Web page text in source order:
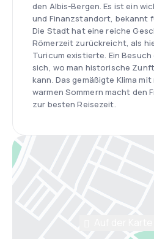
den Albis-Bergen. Es ist ein
und Finanzstandort, bekannt
Die Stadt hat eine reiche
Römerzeit zurückreicht, als
Turicum existierte. Ein
sich, wo man historische
kann. Das gemäßigte Klima
warmen Sommern macht den
zur besten Reisezeit.